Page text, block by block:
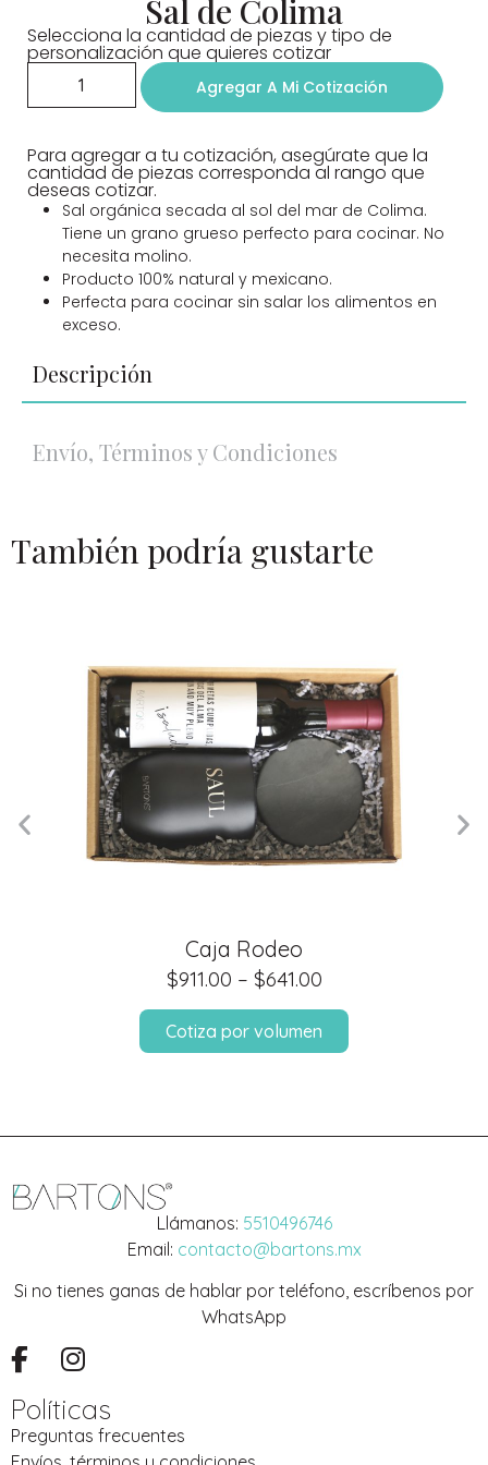
Sal de Colima
Selecciona la cantidad de piezas y tipo de
personalización que quieres cotizar
Agregar A Mi Cotización
Para agregar a tu cotización, asegúrate que la
cantidad de piezas corresponda al rango que
deseas cotizar.
Sal orgánica secada al sol del mar de Colima.
Tiene un grano grueso perfecto para cocinar. No
necesita molino.
Producto 100% natural y mexicano.
Perfecta para cocinar sin salar los alimentos en
exceso.
Descripción
Envío, Términos y Condiciones
También podría gustarte
Caja Rodeo
$641.00
–
$911.00
Cotiza por volumen
Llámanos: 5510496746
Email: contacto@bartons.mx
Si no tienes ganas de hablar por teléfono, escríbenos por
WhatsApp
Políticas
Preguntas frecuentes